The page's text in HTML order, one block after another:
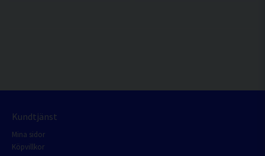
Kundtjänst
Mina sidor
Köpvillkor